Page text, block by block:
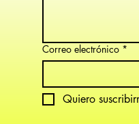
Correo electrónico *
Quiero